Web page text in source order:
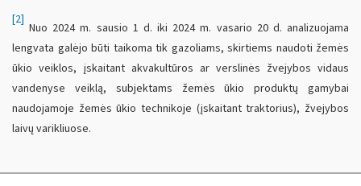
[2]
Nuo 2024 m. sausio 1 d. iki 2024 m. vasario 20 d. analizuojama
lengvata galėjo būti taikoma tik gazoliams, skirtiems naudoti žemės
ūkio veiklos, įskaitant akvakultūros ar verslinės žvejybos vidaus
vandenyse veiklą, subjektams žemės ūkio produktų gamybai
naudojamoje žemės ūkio technikoje (įskaitant traktorius), žvejybos
laivų varikliuose.